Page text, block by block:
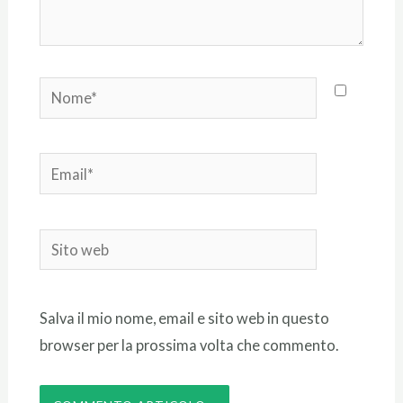
Nome*
Email*
Sito
web
Salva il mio nome, email e sito web in questo
browser per la prossima volta che commento.